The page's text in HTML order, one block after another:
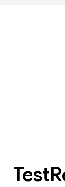
Test